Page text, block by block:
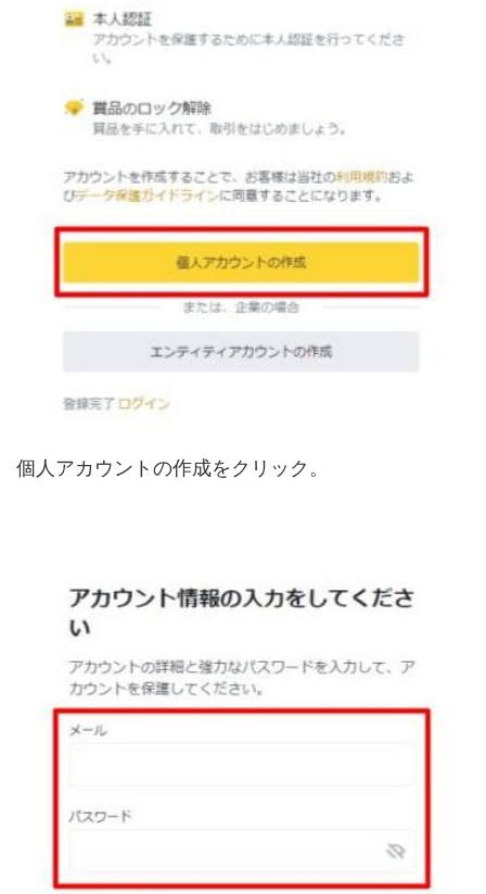
個人アカウントの作成をクリック。